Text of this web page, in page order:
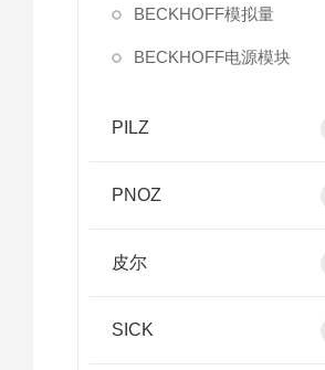
BECKHOFF模拟量
BECKHOFF电源模块
PILZ
PNOZ
皮尔
SICK